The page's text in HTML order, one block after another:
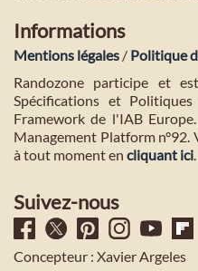
Informations
Mentions légales / Politique
Randozone participe et
Spécifications et
Framework de l'IAB
Management Platform n°92.
à tout moment en cliquant ici
Suivez-nous
Concepteur : Xavier Argeles